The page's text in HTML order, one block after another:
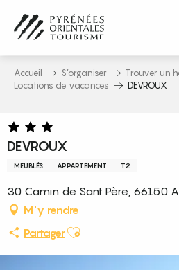
contenu
principal
Accueil S’organiser
Trouver un
Locations de vacances
DEVROUX
DEVROUX
MEUBLÉS APPARTEMENT T2
30 Camin de Sant Père, 66150
M'y rendre
PartagerAjouter aux favoris